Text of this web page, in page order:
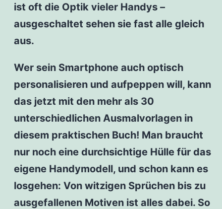
ist oft die Optik vieler Handys –
ausgeschaltet sehen sie fast alle gleich
aus.
Wer sein Smartphone auch optisch
personalisieren und aufpeppen will, kann
das jetzt mit den mehr als 30
unterschiedlichen Ausmalvorlagen in
diesem praktischen Buch! Man braucht
nur noch eine durchsichtige Hülle für das
eigene Handymodell, und schon kann es
losgehen: Von witzigen Sprüchen bis zu
ausgefallenen Motiven ist alles dabei. So